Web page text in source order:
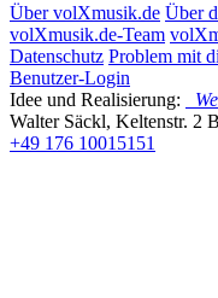
Über volXmusik.de Über
volXmusik.de-Team
Datenschutz Problem mit
Benutzer-Login
Idee und Realisierung:
Walter Säckl, Keltenstr. 2 B
+49 176 10015151